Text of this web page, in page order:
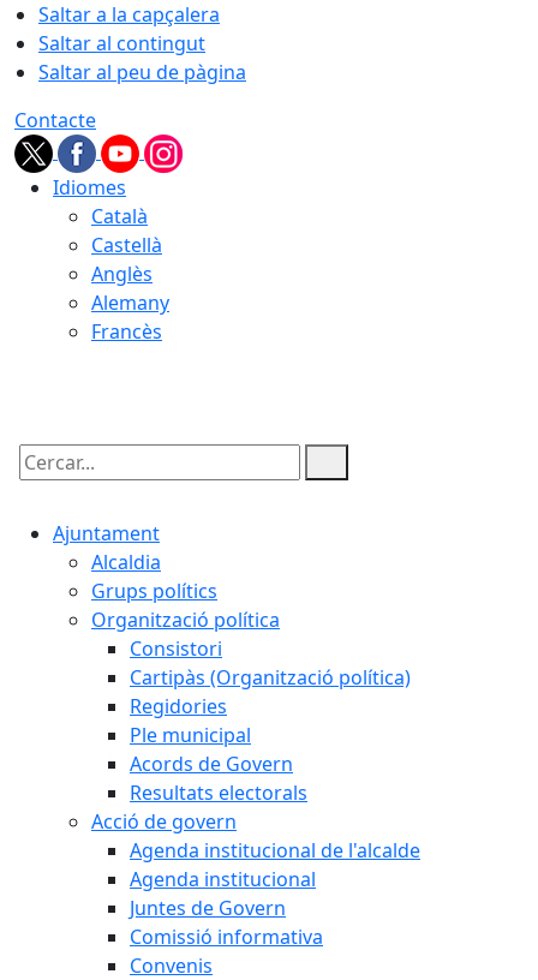
Saltar a la capçalera
Saltar al contingut
Saltar al peu de pàgina
Contacte
Idiomes
Català
Castellà
Anglès
Alemany
Francès
Cercar:
Ajuntament
Alcaldia
Grups polítics
Organització política
Consistori
Cartipàs (Organització política)
Regidories
Ple municipal
Acords de Govern
Resultats electorals
Acció de govern
Agenda institucional de l'alcalde
Agenda institucional
Juntes de Govern
Comissió informativa
Convenis